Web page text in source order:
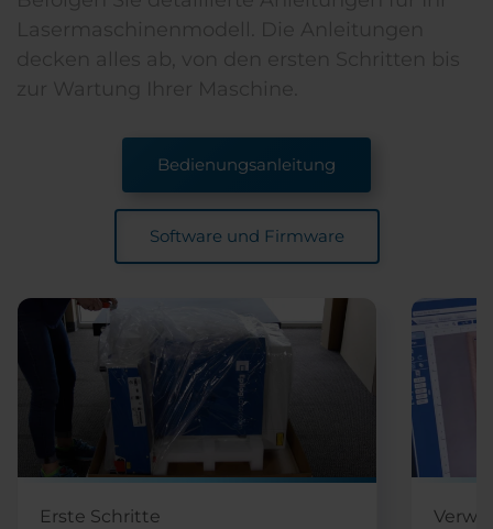
Bedienungsanleitung
Software und Firmware
Erste Schritte